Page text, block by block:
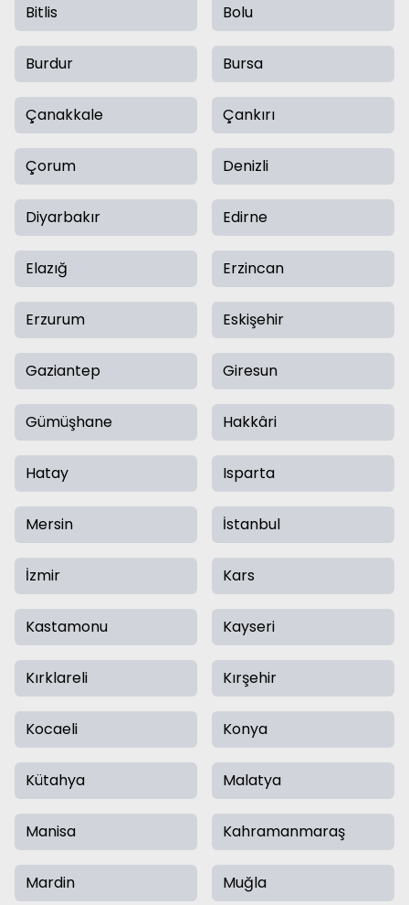
Bitlis Bolu
Burdur Bursa
Çanakkale Çankırı
Çorum Denizli
Diyarbakır Edirne
Elazığ Erzincan
Erzurum Eskişehir
Gaziantep Giresun
Gümüşhane Hakkâri
Hatay Isparta
Mersin İstanbul
İzmir Kars
Kastamonu Kayseri
Kırklareli Kırşehir
Kocaeli Konya
Kütahya Malatya
Manisa Kahramanmaraş
Mardin Muğla